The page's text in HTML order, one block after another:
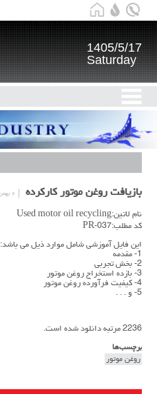
1405/5/17
Saturday
بازیافت روغن موتور کارکرده ۶ بهمن
نام لاتین:Used motor oil recycling
کد مطلب:PR-037
این فایل آموزشی شامل موارد ذیل می باشد:
1- مقدمه
2- بخش تجربی
3- بازده استخراج روغن موتور
4- کیفیت فرآورده روغن موتور
5- و . . .
2236 مرتبه دانلود شده است.
برچسب‌ها
روغن موتور